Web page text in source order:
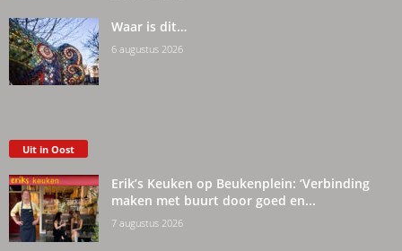
Waar is dit…
6 augustus 2026
Uit in Oost
Erik’s Keuken op Beukenplein: ‘Verbinding
maken met buurt door goed en...
7 augustus 2026